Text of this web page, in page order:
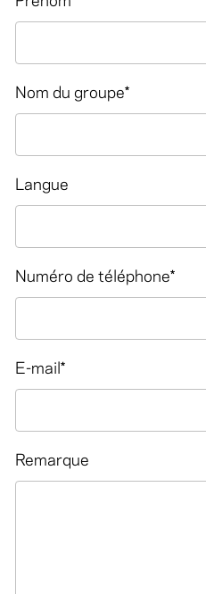
Nom du groupe*
Langue
Numéro de téléphone*
E-mail *
Remarque